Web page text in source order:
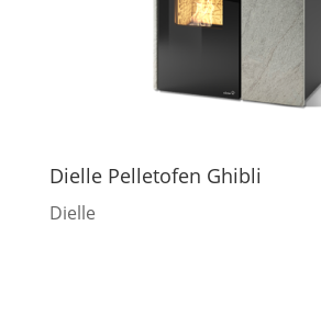
Dielle Pelletofen Ghibli
Dielle